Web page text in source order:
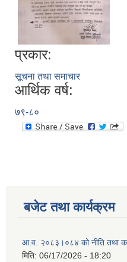
प्रकार:
सूचना तथा समाचार
आर्थिक वर्ष:
७९-८०
बजेट तथा कार्यक्रम
आ.व. २०८३।०८४ को नीति तथा
मिति: 06/17/2026 - 18:20